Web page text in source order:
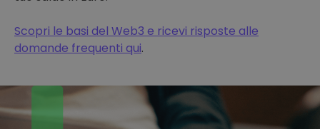
Scopri le basi del Web3 e ricevi risposte alle
domande frequenti qui.